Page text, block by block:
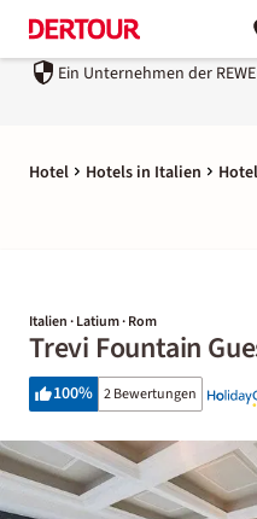
Ein Unternehmen der
Hotel Hotels in Italien
Italien · Latium · Rom
Trevi Fountain
100% 2 Bewertungen